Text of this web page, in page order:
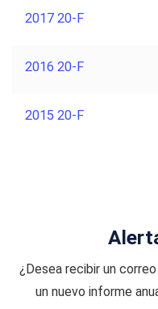
2017 20-F
2016 20-F
2015 20-F
¿Desea recibir un
un nuevo informe